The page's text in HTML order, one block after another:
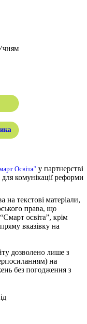
Освіта" у партнерстві
комунікації реформи
на текстові матеріали,
права, що
освіта”, крім
вказівку на
дозволено лише з
на
без погодження з